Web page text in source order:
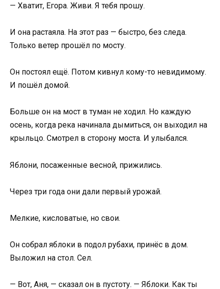
— Хватит, Егора. Живи. Я тебя прошу.
И она растаяла. На этот раз — быстро, без следа.
Только ветер прошёл по мосту.
Он постоял ещё. Потом кивнул кому-то невидимому.
И пошёл домой.
Больше он на мост в туман не ходил. Но каждую
осень, когда река начинала дымиться, он выходил на
крыльцо. Смотрел в сторону моста. И улыбался.
Яблони, посаженные весной, прижились.
Через три года они дали первый урожай.
Мелкие, кисловатые, но свои.
Он собрал яблоки в подол рубахи, принёс в дом.
Выложил на стол. Сел.
— Вот, Аня, — сказал он в пустоту. — Яблоки. Как ты